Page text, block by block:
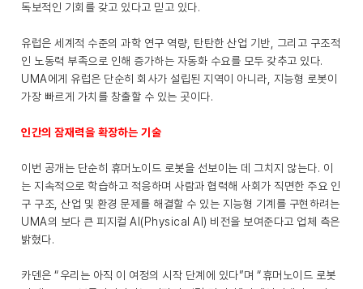
독보적인 기회를 갖고 있다고 믿고 있다.
유럽은 세계적 수준의 과학 연구 역량, 탄탄한 산업 기반, 그리고 구조적
인 노동력 부족으로 인해 증가하는 자동화 수요를 모두 갖추고 있다.
UMA에게 유럽은 단순히 회사가 설립된 지역이 아니라, 지능형 로봇이
가장 빠르게 가치를 창출할 수 있는 곳이다.
인간의 잠재력을 확장하는 기술
이번 공개는 단순히 휴머노이드 로봇을 선보이는 데 그치지 않는다. 이
는 지속적으로 학습하고 적응하며 사람과 협력해 사회가 직면한 주요 인
구 구조, 산업 및 환경 문제를 해결할 수 있는 지능형 기계를 구현하려는
UMA의 보다 큰 피지컬 AI(Physical AI) 비전을 보여준다고 업체 측은
밝혔다.
카덴은 “우리는 아직 이 여정의 시작 단계에 있다”며 “휴머노이드 로봇